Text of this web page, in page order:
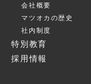
会社概要
マツオカの歴史
社内制度
特別教育
採用情報